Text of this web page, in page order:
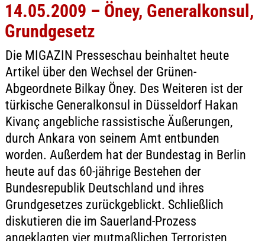
14.05.2009 – Öney, Generalkonsul,
Grundgesetz
Die MIGAZIN Presseschau beinhaltet heute
Artikel über den Wechsel der Grünen-
Abgeordnete Bilkay Öney. Des Weiteren ist der
türkische Generalkonsul in Düsseldorf Hakan
Kivanç angebliche rassistische Äußerungen,
durch Ankara von seinem Amt entbunden
worden. Außerdem hat der Bundestag in Berlin
heute auf das 60-jährige Bestehen der
Bundesrepublik Deutschland und ihres
Grundgesetzes zurückgeblickt. Schließlich
diskutieren die im Sauerland-Prozess
angeklagten vier mutmaßlichen Terroristen